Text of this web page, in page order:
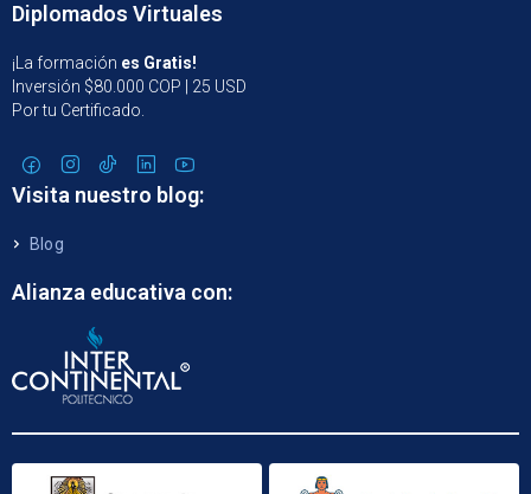
Diplomados Virtuales
¡La formación es Gratis!
Inversión $80.000 COP | 25 USD
Por tu Certificado.
Visita nuestro blog:
Blog
Alianza educativa con: